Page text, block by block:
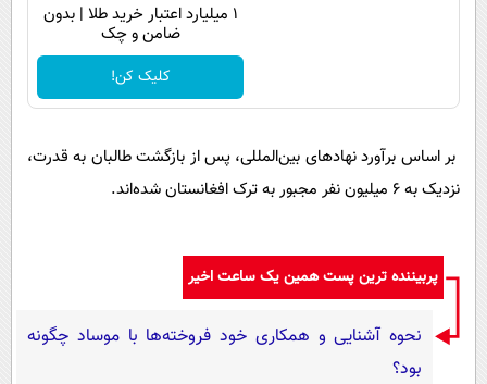
حیات وحش۱ میلیارد اعتبار خرید طلا | بدون
ضامن و چک
کلیک کن!
بر اساس برآورد نهادهای بین‌المللی، پس از بازگشت طالبان به قدرت،
نزدیک به ۶ میلیون نفر مجبور به ترک افغانستان شده‌اند.
پربیننده ترین پست همین یک ساعت اخیر
نحوه آشنایی و همکاری خود فروخته‌ها با موساد چگونه
بود؟